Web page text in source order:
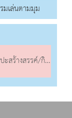
มเล่นตามมุม
กิจกรรมเล่นตามมุม